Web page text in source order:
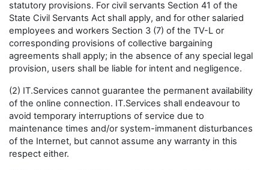
statutory provisions. For civil servants Section 41 of the
State Civil Servants Act shall apply, and for other salaried
employees and workers Section 3 (7) of the TV-L or
corresponding provisions of collective bargaining
agreements shall apply; in the absence of any special legal
provision, users shall be liable for intent and negligence.
(2) IT.Services cannot guarantee the permanent availability
of the online connection. IT.Services shall endeavour to
avoid temporary interruptions of service due to
maintenance times and/or system-immanent disturbances
of the Internet, but cannot assume any warranty in this
respect either.